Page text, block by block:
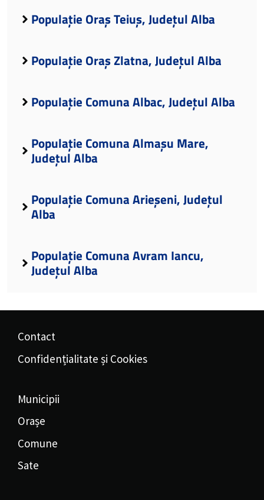
Populație Oraș Teiuș, Județul Alba
Populație Oraș Zlatna, Județul Alba
Populație Comuna Albac, Județul Alba
Populație Comuna Almașu Mare,
Județul Alba
Populație Comuna Arieșeni, Județul
Alba
Populație Comuna Avram Iancu,
Județul Alba
Contact
Confidențialitate și Cookies
Municipii
Orașe
Comune
Sate